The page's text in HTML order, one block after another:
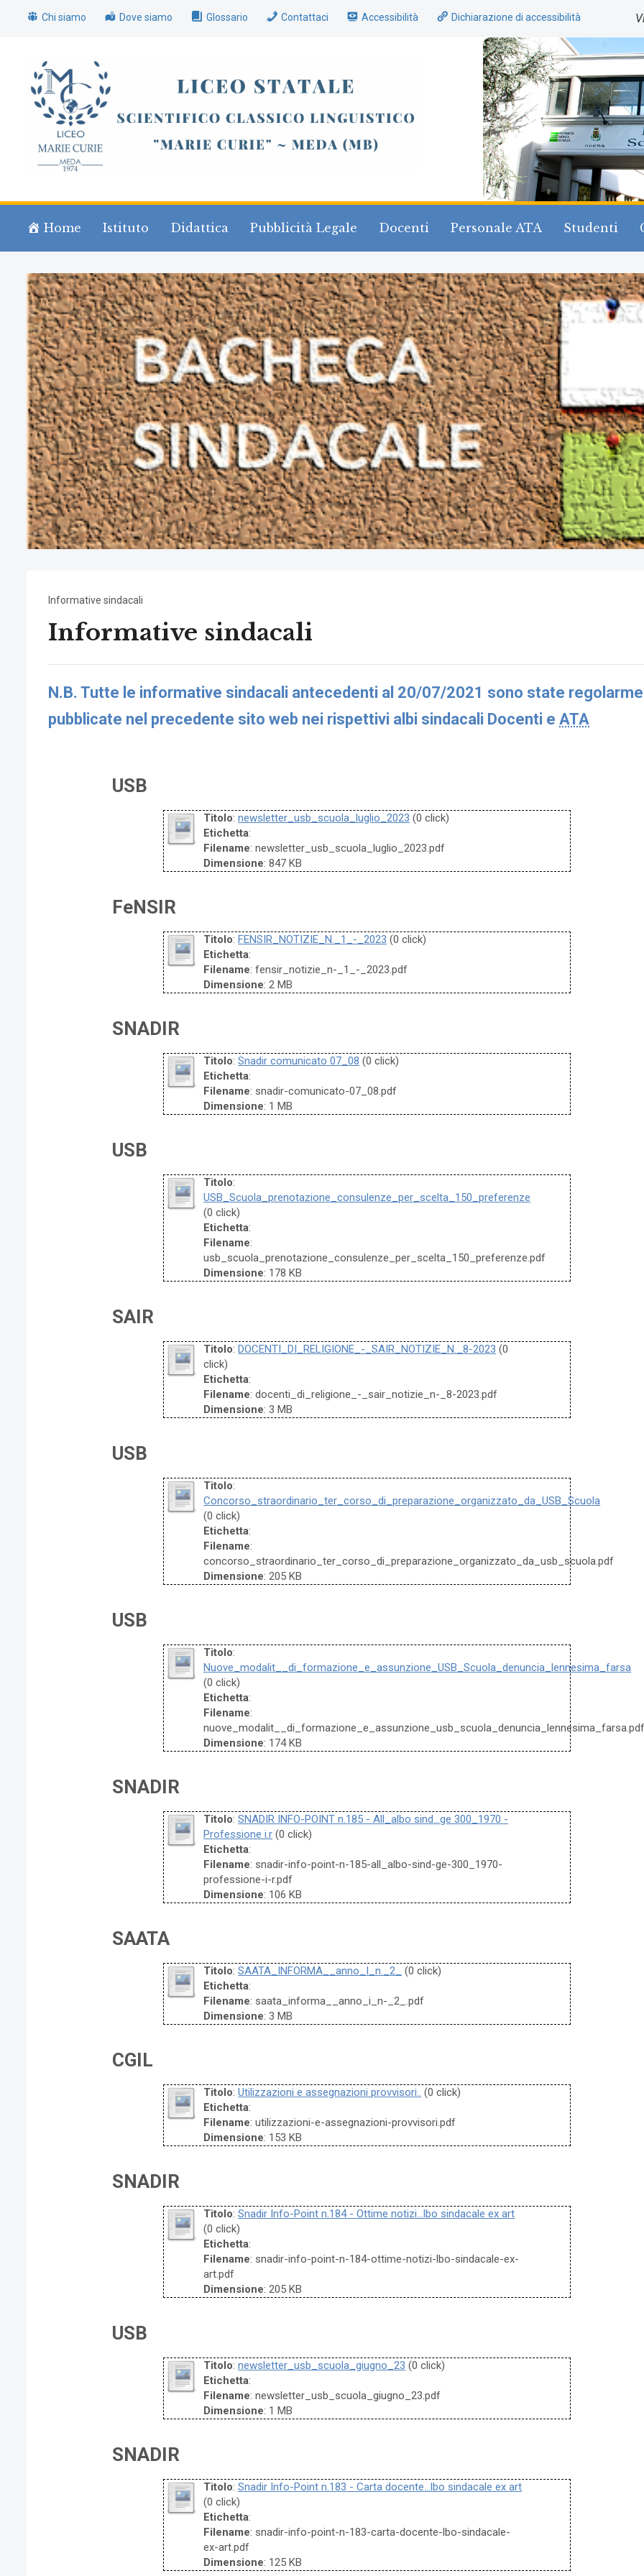
Chi siamo Dove siamo Glossario Contattaci Accessibilità Dichiarazione di accessibilità
Home Istituto Didattica Pubblicità Legale Docenti Personale ATA Studenti
Informative sindacali
Informative sindacali
N.B. Tutte le informative sindacali antecedenti al 20/07/2021 sono state
pubblicate nel precedente sito web nei rispettivi albi sindacali Docenti e ATA
USB
Titolo:newsletter_usb_scuola_luglio_2023 (0 click)
Etichetta:
Filename: newsletter_usb_scuola_luglio_2023.pdf
Dimensione: 847 KB
FeNSIR
Titolo: FENSIR_NOTIZIE_N._1_-_2023 (0 click)
Etichetta:
Filename: fensir_notizie_n-_1_-_2023.pdf
Dimensione: 2 MB
SNADIR
Titolo:Snadir comunicato 07_08 (0 click)
Etichetta:
Filename: snadir-comunicato-07_08.pdf
Dimensione: 1 MB
USB
Titolo:
USB_Scuola_prenotazione_consulenze_per_scelta_150_preferenze
(0 click)
Etichetta:
Filename:
usb_scuola_prenotazione_consulenze_per_scelta_150_preferenze.pdf
Dimensione: 178 KB
SAIR
Titolo: DOCENTI_DI_RELIGIONE_-_SAIR_NOTIZIE_N._8-2023 (0
click)
Etichetta:
Filename: docenti_di_religione_-_sair_notizie_n-_8-2023.pdf
Dimensione: 3 MB
USB
Titolo:
Concorso_straordinario_ter_corso_di_preparazione_organizzato_da_USB_Scuola
(0 click)
Etichetta:
Filename:
concorso_straordinario_ter_corso_di_preparazione_organizzato_da_usb_scuola.pdf
Dimensione: 205 KB
USB
Titolo:
Nuove_modalit__di_formazione_e_assunzione_USB_Scuola_denuncia_lennesima_farsa
(0 click)
Etichetta:
Filename:
Dimensione: 174 KB
SNADIR
Titolo:SNADIR INFO-POINT n.185 - All_albo sind...ge 300_1970 -
Professione i.r (0 click)
Etichetta:
Filename: snadir-info-point-n-185-all_albo-sind-ge-300_1970-
professione-i-r.pdf
Dimensione: 106 KB
SAATA
Titolo:SAATA_INFORMA__anno_I_n._2_
(0 click)
Etichetta:
Filename: saata_informa__anno_i_n-_2_.pdf
Dimensione: 3 MB
CGIL
Titolo:Utilizzazioni e assegnazioni provvisori.. (0 click)
Etichetta:
Filename: utilizzazioni-e-assegnazioni-provvisori.pdf
Dimensione: 153 KB
SNADIR
Titolo:Snadir Info-Point n.184 - Ottime notizi...lbo sindacale ex art
(0 click)
Etichetta:
Filename: snadir-info-point-n-184-ottime-notizi-lbo-sindacale-ex-
art.pdf
Dimensione: 205 KB
USB
Titolo:newsletter_usb_scuola_giugno_23 (0 click)
Etichetta:
Filename: newsletter_usb_scuola_giugno_23.pdf
Dimensione: 1 MB
SNADIR
Titolo:Snadir Info-Point n.183 - Carta docente...lbo sindacale ex art
(0 click)
Etichetta:
Filename: snadir-info-point-n-183-carta-docente-lbo-sindacale-
ex-art.pdf
Dimensione: 125 KB